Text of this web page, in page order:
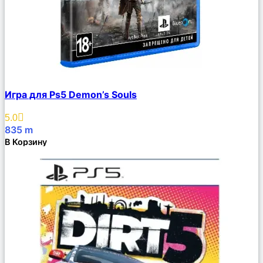
Описание
Избранное
Игра для Ps5 Demon’s Souls
5.0
835 m
В Корзину